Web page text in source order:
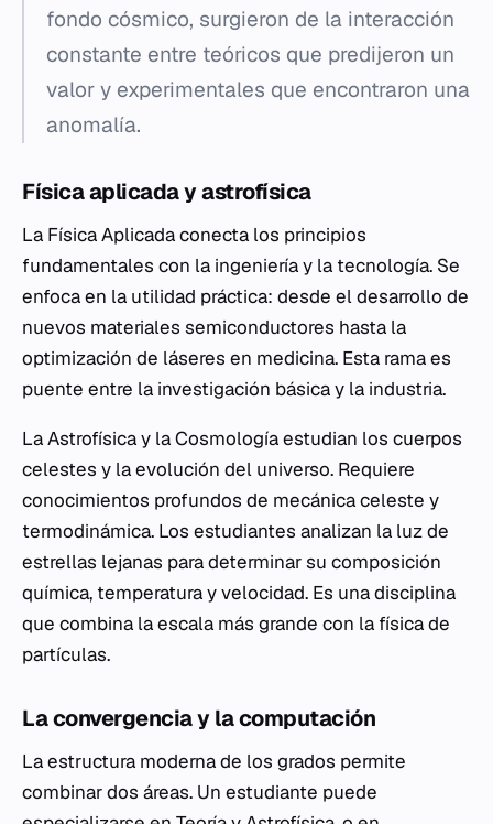
fondo cósmico, surgieron de la interacción
constante entre teóricos que predijeron un
valor y experimentales que encontraron una
anomalía.
Física aplicada y astrofísica
La Física Aplicada conecta los principios
fundamentales con la ingeniería y la tecnología. Se
enfoca en la utilidad práctica: desde el desarrollo de
nuevos materiales semiconductores hasta la
optimización de láseres en medicina. Esta rama es
puente entre la investigación básica y la industria.
La Astrofísica y la Cosmología estudian los cuerpos
celestes y la evolución del universo. Requiere
conocimientos profundos de mecánica celeste y
termodinámica. Los estudiantes analizan la luz de
estrellas lejanas para determinar su composición
química, temperatura y velocidad. Es una disciplina
que combina la escala más grande con la física de
partículas.
La convergencia y la computación
La estructura moderna de los grados permite
combinar dos áreas. Un estudiante puede